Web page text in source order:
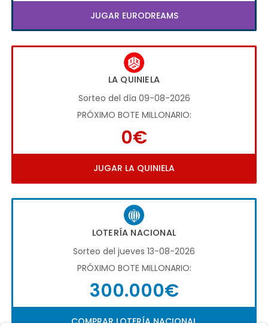
JUGAR EURODREAMS
LA QUINIELA
Sorteo del día 09-08-2026
PRÓXIMO BOTE MILLONARIO:
0€
JUGAR LA QUINIELA
LOTERÍA NACIONAL
Sorteo del jueves 13-08-2026
PRÓXIMO BOTE MILLONARIO:
300.000€
COMPRAR LOTERÍA NACIONAL